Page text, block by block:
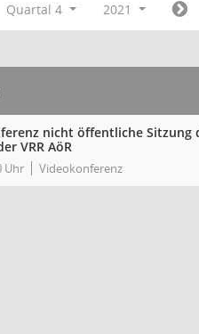
Quartal 4 2021
nicht öffentliche Sitzung
VRR AöR
Uhr Videokonferenz